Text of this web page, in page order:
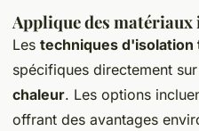
Applique des
Les techniques d'isolation
spécifiques directement
chaleur. Les options
offrant des avantages